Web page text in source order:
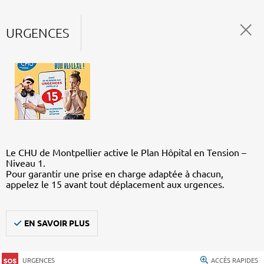
URGENCES
Le CHU de Montpellier active le Plan Hôpital en Tension –
Niveau 1.
Pour garantir une prise en charge adaptée à chacun,
appelez le 15 avant tout déplacement aux urgences.
EN SAVOIR PLUS
URGENCES ACCÈS RAPIDES